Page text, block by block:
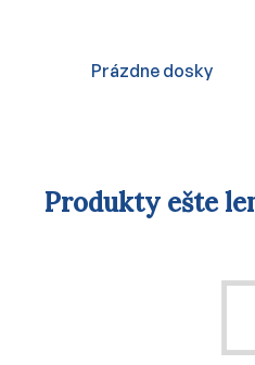
Prázdne dosky
Produkty ešte